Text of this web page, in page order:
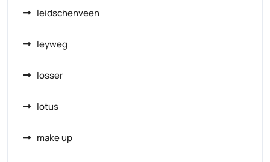
leidschenveen
leyweg
losser
lotus
make up